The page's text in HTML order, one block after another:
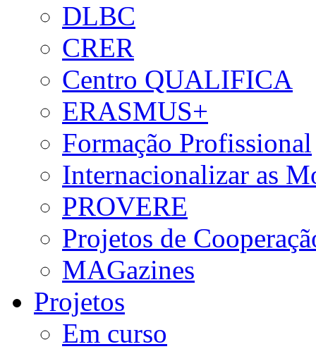
DLBC
CRER
Centro QUALIFICA
ERASMUS+
Formação Profissional
Internacionalizar as
PROVERE
Projetos de
MAGazines
Projetos
Em curso